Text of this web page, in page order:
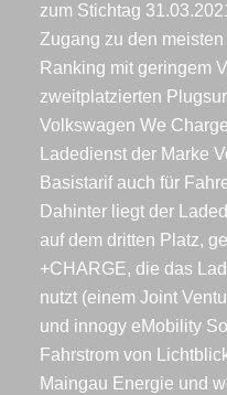
zum Stichtag
Zugang zu den
Ranking mit geringem
zweitplatzierten
Volkswagen We
Ladedienst der Marke
Basistarif auch für
Dahinter liegt der
auf dem dritten Platz,
+CHARGE, die das
nutzt (einem Joint
und innogy eMobility
Fahrstrom von
Maingau Energie und